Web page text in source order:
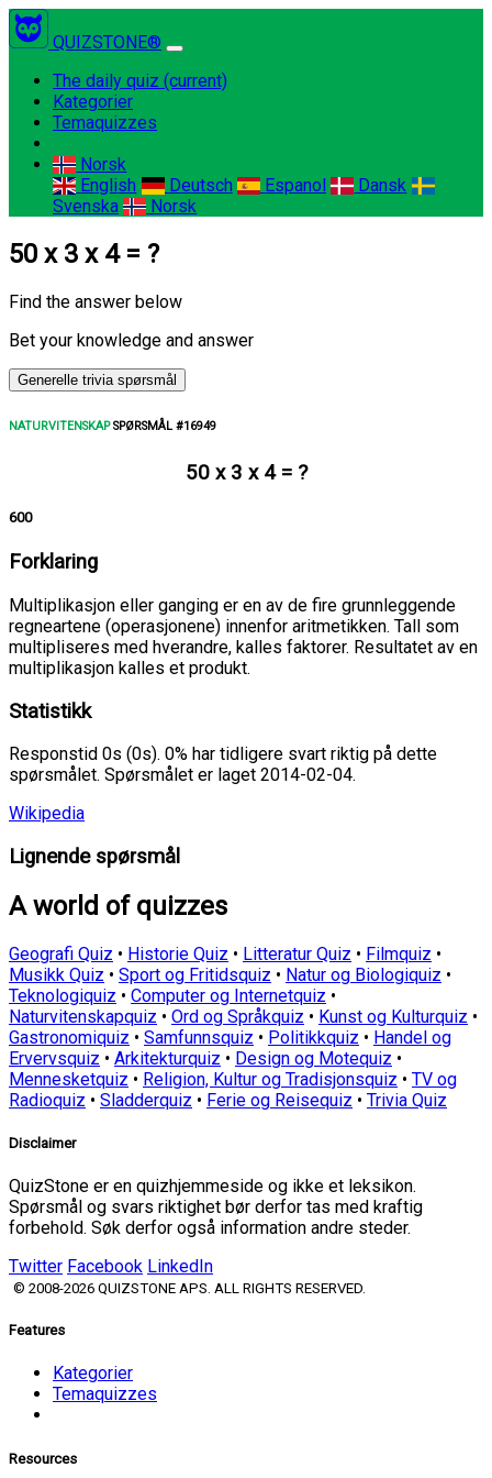
QUIZSTONE®
The daily quiz (current)
Kategorier
Temaquizzes
Norsk
English
Deutsch Espanol
Dansk
Svenska
Norsk
50 x 3 x 4 = ?
Find the answer below
Bet your knowledge and answer
Generelle trivia spørsmål
NATURVITENSKAPSPØRSMÅL #16949
50 x 3 x 4 = ?
600
Forklaring
Multiplikasjon eller ganging er en av de fire grunnleggende
regneartene (operasjonene) innenfor aritmetikken. Tall som
multipliseres med hverandre, kalles faktorer. Resultatet av en
multiplikasjon kalles et produkt.
Statistikk
Responstid 0s (0s). 0% har tidligere svart riktig på dette
spørsmålet. Spørsmålet er laget 2014-02-04.
Wikipedia
Lignende spørsmål
A world of quizzes
Geografi Quiz • Historie Quiz • Litteratur Quiz • Filmquiz •
Musikk Quiz • Sport og Fritidsquiz • Natur og Biologiquiz •
Teknologiquiz • Computer og Internetquiz •
Naturvitenskapquiz • Ord og Språkquiz • Kunst og Kulturquiz •
Gastronomiquiz • Samfunnsquiz • Politikkquiz • Handel og
Ervervsquiz • Arkitekturquiz • Design og Motequiz •
Mennesketquiz • Religion, Kultur og Tradisjonsquiz • TV og
Radioquiz • Sladderquiz • Ferie og Reisequiz • Trivia Quiz
Disclaimer
QuizStone er en quizhjemmeside og ikke et leksikon.
Spørsmål og svars riktighet bør derfor tas med kraftig
forbehold. Søk derfor også information andre steder.
Twitter Facebook LinkedIn
© 2008-2026 QUIZSTONE APS. ALL RIGHTS RESERVED.
Features
Kategorier
Temaquizzes
Resources